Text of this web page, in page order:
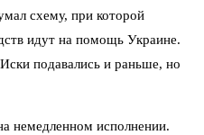
схему, при которой
идут на помощь Украине.
подавались и раньше, но
немедленном исполнении.